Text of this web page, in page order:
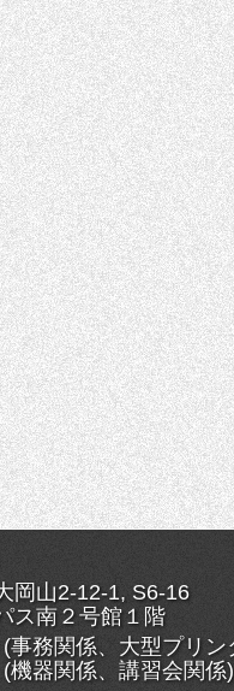
岡山2-12-1, S6-16
ス南２号館１階
事務関係、大型プリン
機器関係、講習会関係)